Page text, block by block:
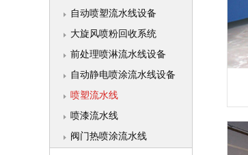
自动喷塑流水线设备
大旋风喷粉回收系统
前处理喷淋流水线设备
自动静电喷涂流水线设备
喷塑流水线
喷漆流水线
阀门热喷涂流水线